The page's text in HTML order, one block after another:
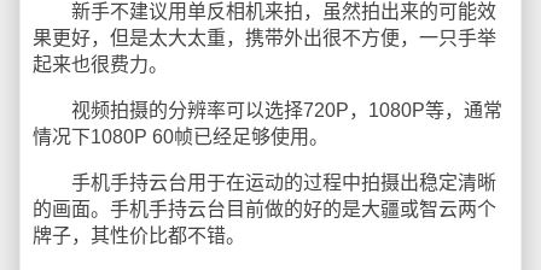
新手不建议用单反相机来拍，虽然拍出来的可能效
果更好，但是太大太重，携带外出很不方便，一只手举
起来也很费力。
视频拍摄的分辨率可以选择720P，1080P等，通常
情况下1080P 60帧已经足够使用。
手机手持云台用于在运动的过程中拍摄出稳定清晰
的画面。手机手持云台目前做的好的是大疆或智云两个
牌子，其性价比都不错。